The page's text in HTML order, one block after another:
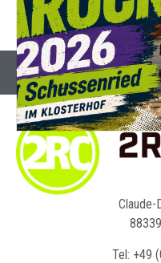
Alle Preise inkl.
Claude-
Tel: +49